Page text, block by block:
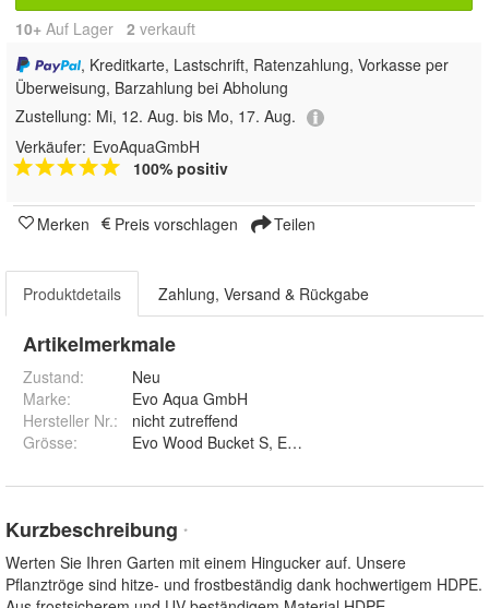
10+ Auf Lager 2 verkauft
, Kreditkarte, Lastschrift, Ratenzahlung, Vorkasse per
Überweisung, Barzahlung bei Abholung
Zustellung: Mi, 12. Aug. bis Mo, 17. Aug.
Verkäufer: EvoAquaGmbH
100% positiv
Merken Preis vorschlagen Teilen
Produktdetails Zahlung, Versand & Rückgabe
Artikelmerkmale
Zustand:
Neu
Marke:
Evo Aqua GmbH
Hersteller Nr.:
nicht zutreffend
Grösse:
Kurzbeschreibung *
Werten Sie Ihren Garten mit einem Hingucker auf. Unsere
Pflanztröge sind hitze- und frostbeständig dank hochwertigem HDPE.